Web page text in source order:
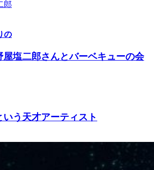
の
屋塩二郎さんとバーベキューの会
いう天才アーティスト